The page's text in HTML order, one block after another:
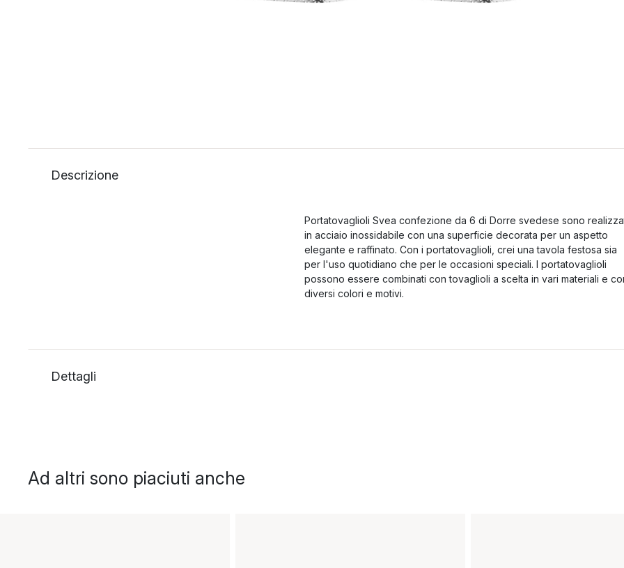
Descrizione
Portatovaglioli Svea confezione da 6 di Dorre svedese sono
in acciaio inossidabile con una superficie decorata per un aspetto
elegante e raffinato. Con i portatovaglioli, crei una tavola festosa sia
per l'uso quotidiano che per le occasioni speciali. I portatovaglioli
possono essere combinati con tovaglioli a scelta in vari materiali e
diversi colori e motivi.
Dettagli
Ad altri sono piaciuti anche